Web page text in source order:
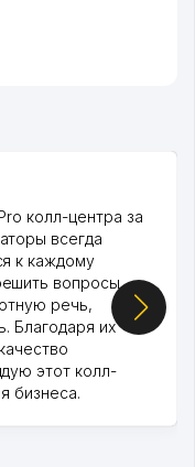
колл-центра за
всегда
к каждому
вопросы.
речь,
Благодаря их
этот колл-
бизнеса.